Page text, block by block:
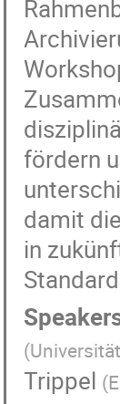
fördern
damit
in
(
Trippel (